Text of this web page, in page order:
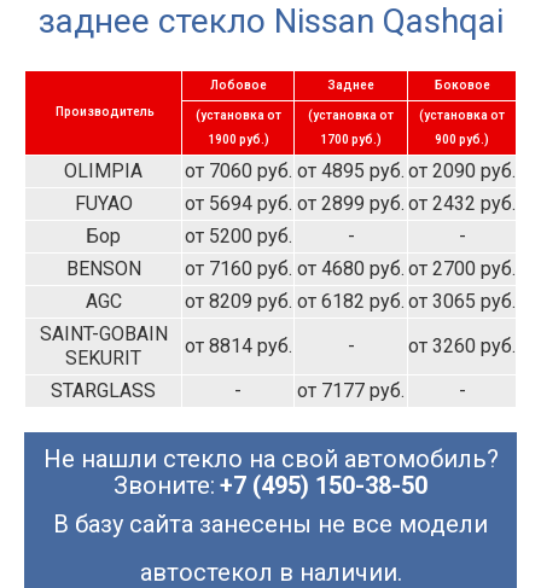
заднее стекло Nissan Qashqai
Производитель
Лобовое Заднее Боковое
(установка от
1900 руб.)
(установка от
1700 руб.)
(установка от
900 руб.)
OLIMPIA от 7060 руб. от 4895 руб. от 2090 руб.
FUYAO
от 5694 руб. от 2899 руб. от 2432 руб.
Бор
от 5200 руб. -
-
BENSON
от 7160 руб. от 4680 руб. от 2700 руб.
AGC
от 8209 руб. от 6182 руб. от 3065 руб.
SAINT-GOBAIN
SEKURIT
от 8814 руб. -
от 3260 руб.
STARGLASS
- от 7177 руб. -
Не нашли стекло на свой автомобиль?
Звоните: +7 (495) 150-38-50
В базу сайта занесены не все модели
автостекол в наличии.